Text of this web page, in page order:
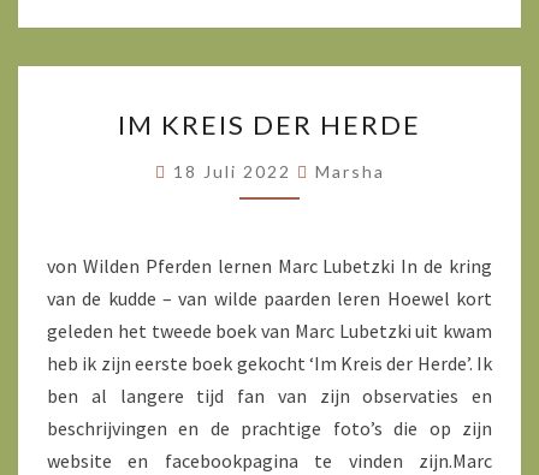
KREIS
DER
HERDE
IM KREIS DER HERDE
18 Juli 2022 Marsha
von Wilden Pferden lernen Marc Lubetzki In de kring
van de kudde – van wilde paarden leren Hoewel kort
geleden het tweede boek van Marc Lubetzki uit kwam
heb ik zijn eerste boek gekocht ‘Im Kreis der Herde’. Ik
ben al langere tijd fan van zijn observaties en
beschrijvingen en de prachtige foto’s die op zijn
website en facebookpagina te vinden zijn.Marc